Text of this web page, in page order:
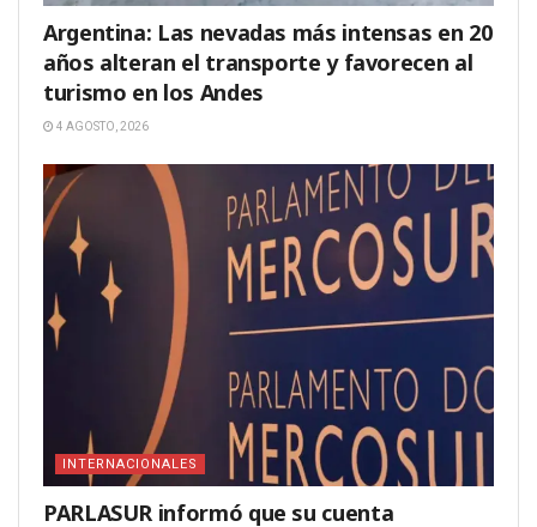
Argentina: Las nevadas más intensas en 20
años alteran el transporte y favorecen al
turismo en los Andes
4 AGOSTO, 2026
INTERNACIONALES
PARLASUR informó que su cuenta